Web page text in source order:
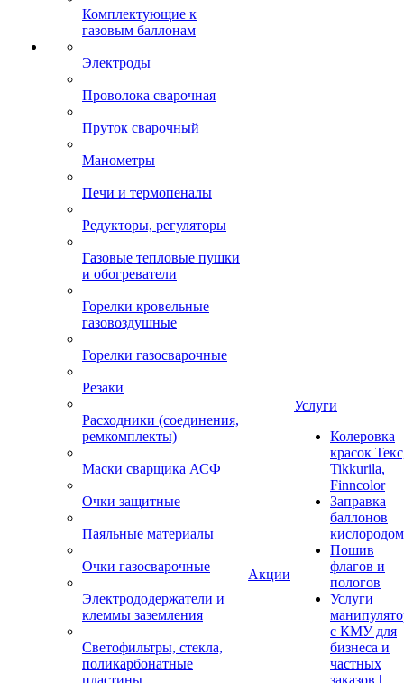
Комплектующие к
газовым баллонам
Электроды
Проволока сварочная
Пруток сварочный
Манометры
Печи и термопеналы
Редукторы, регуляторы
Газовые тепловые пушки
и обогреватели
Горелки кровельные
газовоздушные
Горелки газосварочные
Резаки
Расходники (соединения,
ремкомплекты)
Маски сварщика АСФ
Очки защитные
Паяльные материалы
Очки газосварочные
Электрододержатели и
клеммы заземления
Светофильтры, стекла,
поликарбонатные
пластины
Акции
Услуги
Колеровка
красок
Tikkurila,
Finncolor
Заправка
баллонов
кислородом
Пошив
флагов и
пологов
Услуги
с КМУ для
бизнеса и
частных
заказов |